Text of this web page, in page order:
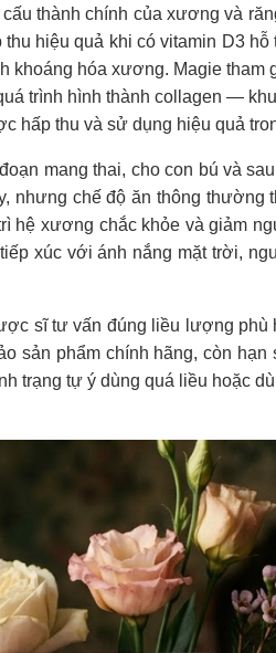
thành chính của xương và
hiệu quả khi có vitamin D3
khoáng hóa xương. Magie tham
trình hình thành collagen —
hấp thu và sử dụng hiệu quả
mang thai, cho con bú và
nhưng chế độ ăn thông thường
hệ xương chắc khỏe và giảm
xúc với ánh nắng mặt trời,
sĩ tư vấn đúng liều lượng phù
sản phẩm chính hãng, còn
trạng tự ý dùng quá liều hoặc